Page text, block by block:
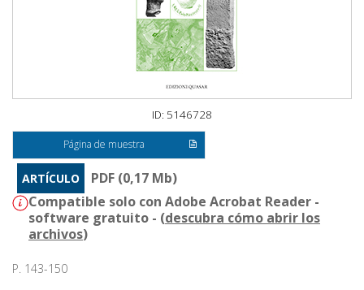
ID: 5146728
Página de muestra
ARTÍCULO
PDF (0,17 Mb)
Compatible solo con Adobe Acrobat Reader -
software gratuito - (descubra cómo abrir los
archivos)
P. 143-150